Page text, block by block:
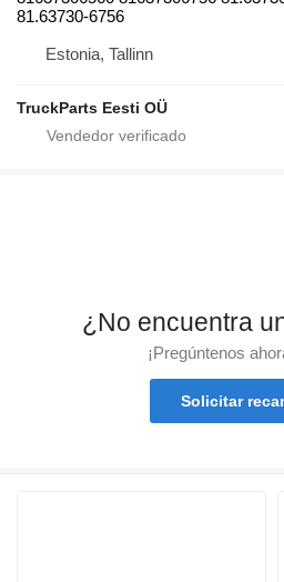
81.63730-6756
Estonia, Tallinn
TruckParts Eesti OÜ
¿No encuentra
¡Pregúntenos
Solicitar